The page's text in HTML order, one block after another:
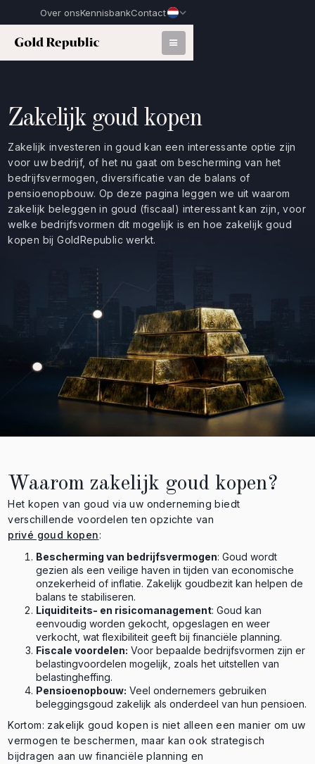
Over onsKennisbankContact
Zakelijk goud kopen
Zakelijk investeren in goud kan een interessante optie zijn
voor uw bedrijf, of het nu gaat om bescherming van het
bedrijfsvermogen, diversificatie van de balans of
pensioenopbouw. Op deze pagina leggen we uit waarom
zakelijk beleggen in goud (fiscaal) interessant kan zijn, voor
welke bedrijfsvormen dit mogelijk is en hoe zakelijk goud
kopen bij GoldRepublic werkt.
Waarom zakelijk goud kopen?
Het kopen van goud via uw onderneming biedt
verschillende voordelen ten opzichte van
privé goud kopen:
Bescherming van bedrijfsvermogen: Goud wordt
gezien als een veilige haven in tijden van economische
onzekerheid of inflatie. Zakelijk goudbezit kan helpen de
balans te stabiliseren.
Liquiditeits- en risicomanagement: Goud kan
eenvoudig worden gekocht, opgeslagen en weer
verkocht, wat flexibiliteit geeft bij financiële planning.
Fiscale voordelen: Voor bepaalde bedrijfsvormen zijn er
belastingvoordelen mogelijk, zoals het uitstellen van
belastingheffing.
Pensioenopbouw: Veel ondernemers gebruiken
beleggingsgoud zakelijk als onderdeel van hun pensioen.
Kortom: zakelijk goud kopen is niet alleen een manier om uw
vermogen te beschermen, maar kan ook strategisch
bijdragen aan uw financiële planning en